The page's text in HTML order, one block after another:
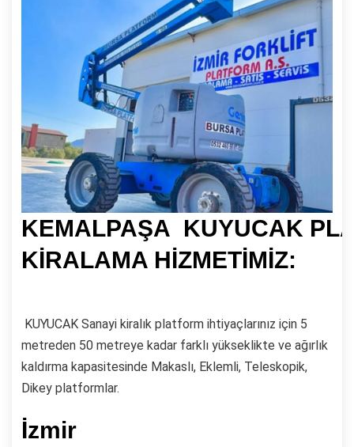
KEMALPAŞA KUYUCAK
KİRALAMA HİZMETİMİZ:
KUYUCAK Sanayi kiralık platform ihtiyaçlarınız için 5
metreden 50 metreye kadar farklı yükseklikte ve ağırlık
kaldırma kapasitesinde Makaslı, Eklemli, Teleskopik,
Dikey platformlar.
İzmir